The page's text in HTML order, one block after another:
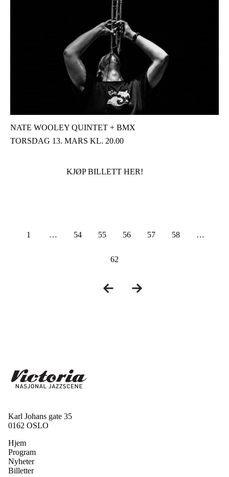
NATE WOOLEY QUINTET + BMX
TORSDAG 13. MARS KL. 20.00
KJØP BILLETT HER!
1 … 54 55 56 57 58 …
62
Karl Johans gate 35
0162 OSLO
Hjem
Program
Nyheter
Billetter